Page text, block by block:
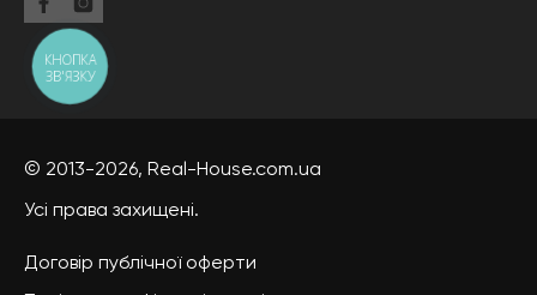
© 2013-2026, Real-House.com.ua
Усі права захищені.
Договір публічної оферти
КНОПКА
ЗВ'ЯЗКУ